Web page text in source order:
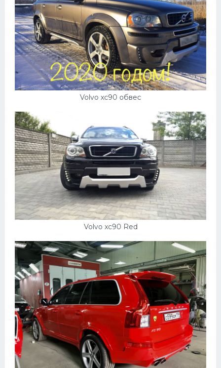
Volvo xc90 обвес
Volvo xc90 Red